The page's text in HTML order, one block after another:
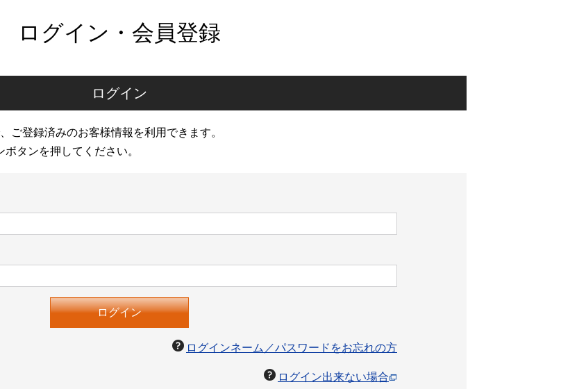
ログイン・会員登録
ログイン
ご登録済みのお客様情報を利用できます。
タンを押してください。
ログインネーム／パスワードをお忘れの方
ログイン出来ない場合